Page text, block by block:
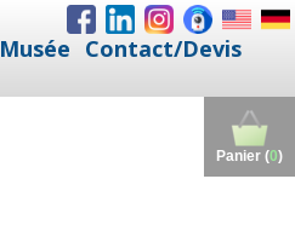
Musée Contact/Devis